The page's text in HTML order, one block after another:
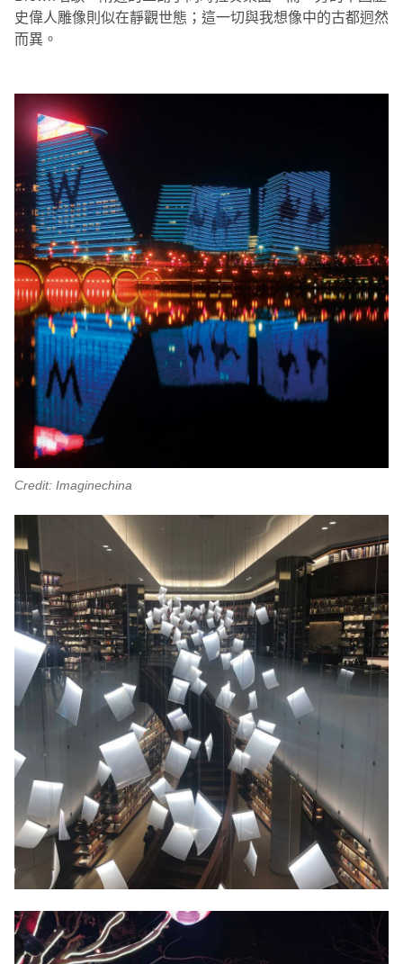
史偉人雕像則似在靜觀世態；這一切與我想像中的古都迥然
而異。
Credit: Imaginechina